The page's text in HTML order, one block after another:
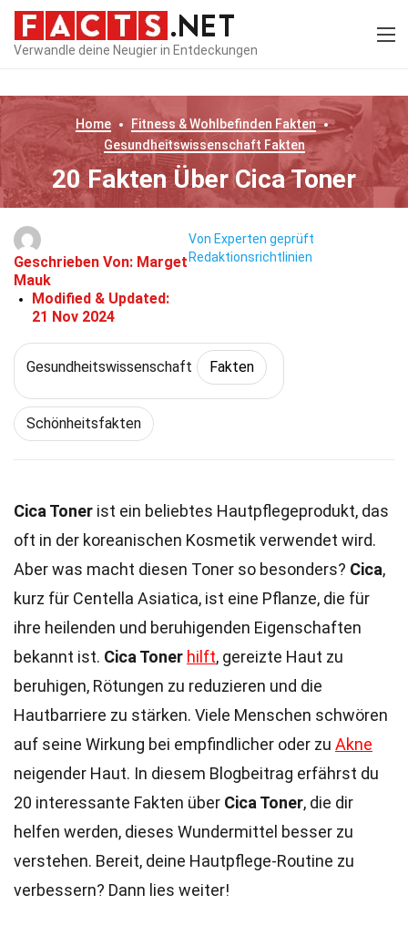
Verwandle deine Neugier in Entdeckungen
Home Fitness & Wohlbefinden Fakten
Gesundheitswissenschaft Fakten
20 Fakten Über Cica Toner
Geschrieben Von: Marget
Mauk
Modified & Updated:
21 Nov 2024
Von Experten geprüft
Redaktionsrichtlinien
Gesundheitswissenschaft Fakten
Schönheitsfakten
Cica Toner ist ein beliebtes Hautpflegeprodukt, das
oft in der koreanischen Kosmetik verwendet wird.
Aber was macht diesen Toner so besonders? Cica,
kurz für Centella Asiatica, ist eine Pflanze, die für
ihre heilenden und beruhigenden Eigenschaften
bekannt ist. Cica Toner hilft, gereizte Haut zu
beruhigen, Rötungen zu reduzieren und die
Hautbarriere zu stärken. Viele Menschen schwören
auf seine Wirkung bei empfindlicher oder zu Akne
neigender Haut. In diesem Blogbeitrag erfährst du
20 interessante Fakten über Cica Toner, die dir
helfen werden, dieses Wundermittel besser zu
verstehen. Bereit, deine Hautpflege-Routine zu
verbessern? Dann lies weiter!